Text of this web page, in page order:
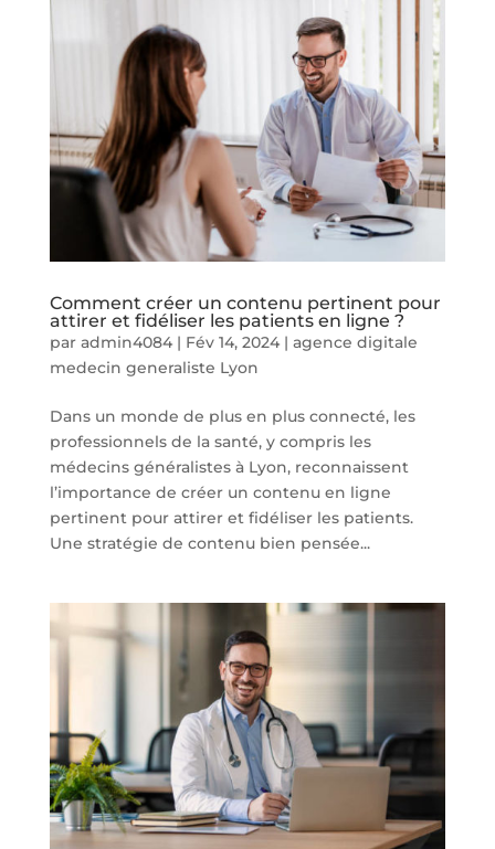
Comment créer un contenu pertinent pour
attirer et fidéliser les patients en ligne ?
par admin4084| Fév 14, 2024| agence digitale
medecin generaliste Lyon
Dans un monde de plus en plus connecté, les
professionnels de la santé, y compris les
médecins généralistes à Lyon, reconnaissent
l’importance de créer un contenu en ligne
pertinent pour attirer et fidéliser les patients.
Une stratégie de contenu bien pensée...